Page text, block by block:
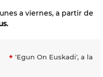
a viernes, a partir de
'Egun On Euskadi', a la